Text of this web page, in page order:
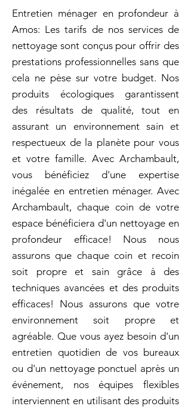
Entretien ménager en profondeur à
Amos: Les tarifs de nos services de
nettoyage sont conçus pour offrir des
prestations professionnelles sans que
cela ne pèse sur votre budget. Nos
produits écologiques garantissent
des résultats de qualité, tout en
assurant un environnement sain et
respectueux de la planète pour vous
et votre famille. Avec Archambault,
vous bénéficiez d'une expertise
inégalée en entretien ménager. Avec
Archambault, chaque coin de votre
espace bénéficiera d'un nettoyage en
profondeur efficace! Nous nous
assurons que chaque coin et recoin
soit propre et sain grâce à des
techniques avancées et des produits
efficaces! Nous assurons que votre
environnement soit propre et
agréable. Que vous ayez besoin d'un
entretien quotidien de vos bureaux
ou d'un nettoyage ponctuel après un
événement, nos équipes flexibles
interviennent en utilisant des produits